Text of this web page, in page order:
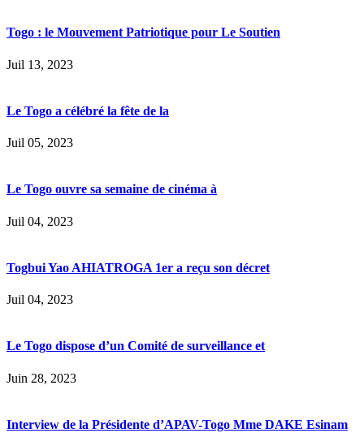
Togo : le Mouvement Patriotique pour Le Soutien
Juil 13, 2023
Le Togo a célébré la fête de la
Juil 05, 2023
Le Togo ouvre sa semaine de cinéma à
Juil 04, 2023
Togbui Yao AHIATROGA 1er a reçu son décret
Juil 04, 2023
Le Togo dispose d’un Comité de surveillance et
Juin 28, 2023
Interview de la Présidente d’APAV-Togo Mme DAKE Esinam